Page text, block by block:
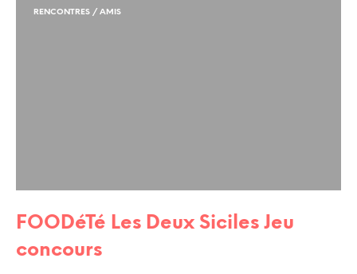
RENCONTRES / AMIS
FOODéTé Les Deux Siciles Jeu
concours